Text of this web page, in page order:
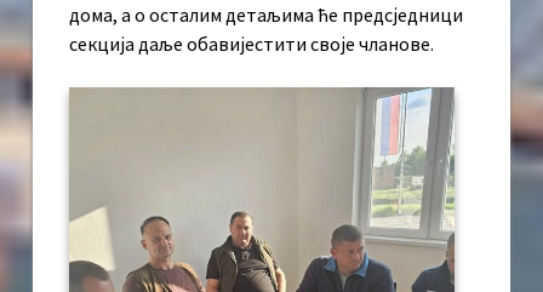
дома, а о осталим детаљима ће предсједници
секција даље обавијестити своје чланове.